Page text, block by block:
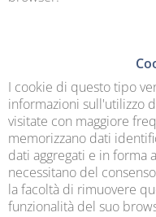
I cookie di questo tipo
informazioni sull'utilizzo
visitate con maggiore
memorizzano dati
dati aggregati e in forma
necessitano del
la facoltà di rimuovere
funzionalità del suo